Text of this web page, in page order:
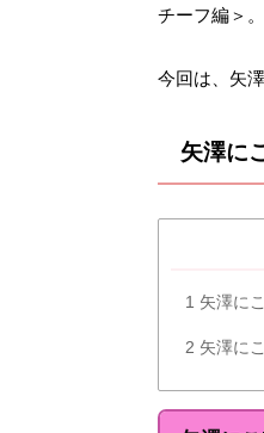
チーフ編＞。
今回は、矢
矢澤に
1 矢澤に
2 矢澤に